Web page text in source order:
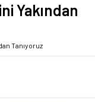
Yakından
Tanıyoruz